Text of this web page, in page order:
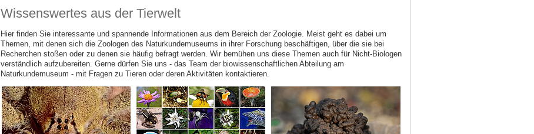
Wissenswertes aus der Tierwelt
Hier finden Sie interessante und spannende Informationen aus dem Bereich der Zoologie. Meist geht es dabei um
Themen, mit denen sich die Zoologen des Naturkundemuseums in ihrer Forschung beschäftigen, über die sie bei
Recherchen stoßen oder zu denen sie häufig befragt werden. Wir bemühen uns diese Themen auch für Nicht-Biologen
verständlich aufzubereiten. Gerne dürfen Sie uns - das Team der biowissenschaftlichen Abteilung am
Naturkundemuseum - mit Fragen zu Tieren oder deren Aktivitäten kontaktieren.